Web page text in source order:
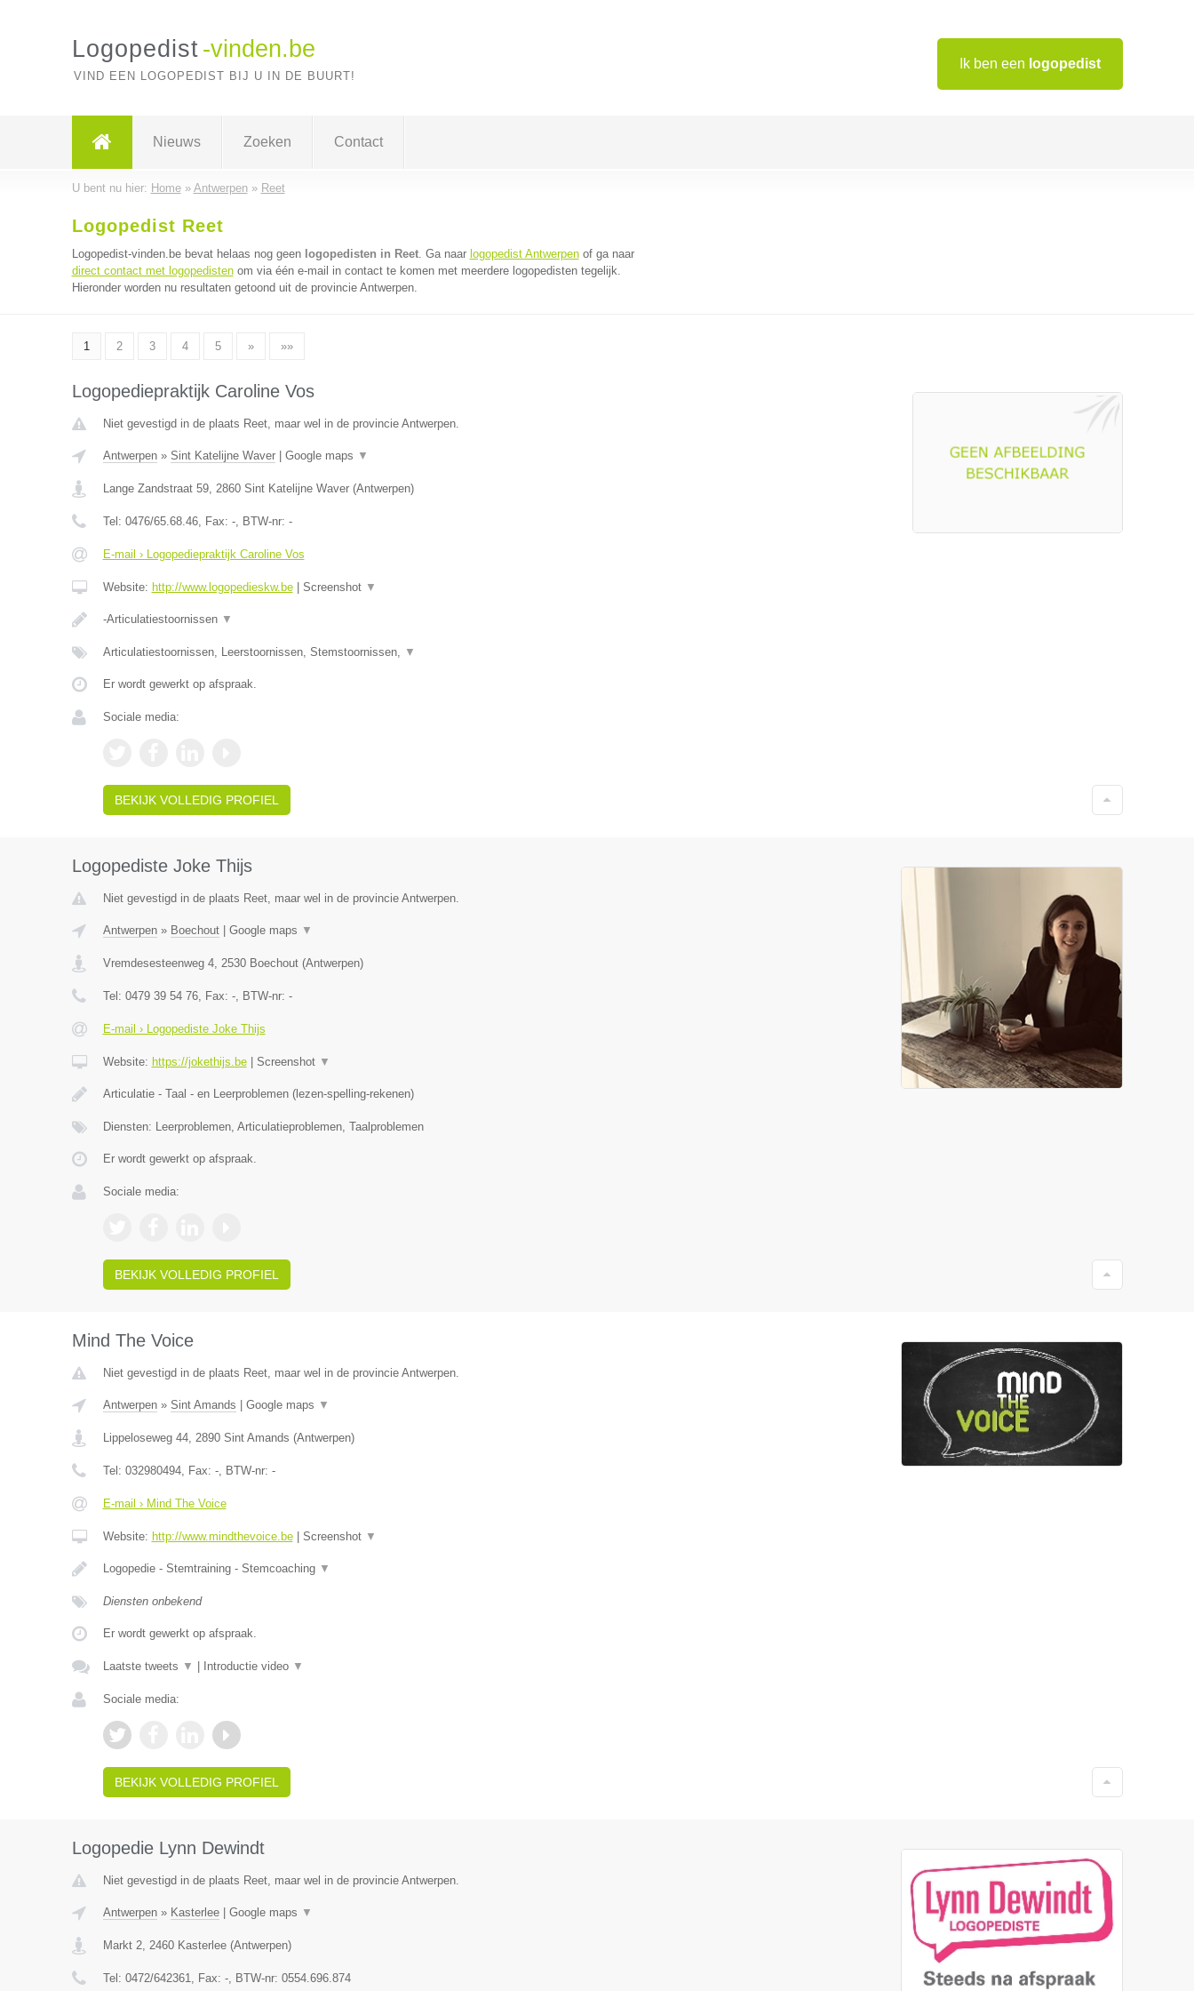
Ik ben een logopedist
Logopedist -vinden.be
VIND EEN LOGOPEDIST BIJ U IN DE BUURT!
Nieuws Zoeken Contact
U bent nu hier: Home» Antwerpen» Reet
Logopedist Reet
Logopedist-vinden.be bevat helaas nog geen logopedisten in Reet. Ga naar logopedist Antwerpenof ga naar
direct contact met logopedistenom via één e-mail in contact te komen met meerdere logopedisten tegelijk.
Hieronder worden nu resultaten getoond uit de provincie Antwerpen.
1 2 3 4 5 » »»
Logopediepraktijk Caroline Vos
Niet gevestigd in de plaats Reet, maar wel in de provincie Antwerpen.
Antwerpen» Sint Katelijne Waver| Google maps ▼
Lange Zandstraat 59, 2860 Sint Katelijne Waver(Antwerpen)
Tel: 0476/65.68.46, Fax: -, BTW-nr: -
E-mail › Logopediepraktijk Caroline Vos
Website: http://www.logopedieskw.be| Screenshot ▼
-Articulatiestoornissen ▼
Articulatiestoornissen, Leerstoornissen, Stemstoornissen, ▼
Er wordt gewerkt op afspraak.
Sociale media:
BEKIJK VOLLEDIG PROFIEL
Logopediste Joke Thijs
Niet gevestigd in de plaats Reet, maar wel in de provincie Antwerpen.
Antwerpen» Boechout| Google maps ▼
Vremdesesteenweg 4, 2530 Boechout(Antwerpen)
Tel: 0479 39 54 76, Fax: -, BTW-nr: -
E-mail › Logopediste Joke Thijs
Website: https://jokethijs.be| Screenshot ▼
Articulatie - Taal - en Leerproblemen (lezen-spelling-rekenen)
Diensten: Leerproblemen, Articulatieproblemen, Taalproblemen
Er wordt gewerkt op afspraak.
Sociale media:
BEKIJK VOLLEDIG PROFIEL
Mind The Voice
Niet gevestigd in de plaats Reet, maar wel in de provincie Antwerpen.
Antwerpen» Sint Amands Google maps ▼
Lippeloseweg 44, 2890 Sint Amands (Antwerpen)
Tel: 032980494, Fax: -, BTW-nr: -
E-mail › Mind The Voice
Website: http://www.mindthevoice.be| Screenshot ▼
Logopedie - Stemtraining - Stemcoaching ▼
Diensten onbekend
Er wordt gewerkt op afspraak.
Laatste tweets ▼ Introductie video ▼
Sociale media:
BEKIJK VOLLEDIG PROFIEL
Logopedie Lynn Dewindt
Niet gevestigd in de plaats Reet, maar wel in de provincie Antwerpen.
Antwerpen» Kasterlee| Google maps ▼
Markt 2, 2460 Kasterlee(Antwerpen)
Tel: 0472/642361, Fax: -, BTW-nr: 0554.696.874